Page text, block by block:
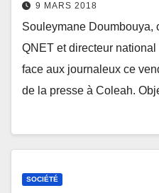
9 MARS 2018
Souleymane Doumbouya,
QNET et directeur
face aux journaleux ce
de la presse à Coleah.
SOCIÉTÉ